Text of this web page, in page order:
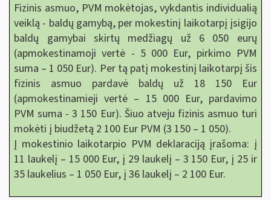
Fizinis asmuo, PVM mokėtojas, vykdantis individualią
veiklą - baldų gamybą, per mokestinį laikotarpį įsigijo
baldų gamybai skirtų medžiagų už 6 050 eurų
(apmokestinamoji vertė - 5 000 Eur, pirkimo PVM
suma – 1 050 Eur). Per tą patį mokestinį laikotarpį šis
fizinis asmuo pardavė baldų už 18 150 Eur
(apmokestinamieji vertė – 15 000 Eur, pardavimo
PVM suma - 3 150 Eur). Šiuo atveju fizinis asmuo turi
mokėti į biudžetą 2 100 Eur PVM (3 150 – 1 050).
Į mokestinio laikotarpio PVM deklaraciją įrašoma: į
11 laukelį – 15 000 Eur, į 29 laukelį – 3 150 Eur, į 25 ir
35 laukelius – 1 050 Eur, į 36 laukelį – 2 100 Eur.